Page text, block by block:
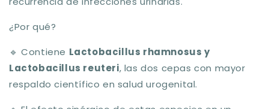
¿Por qué?
🔹 Contiene Lactobacillus rhamnosus y
Lactobacillus reuteri, las dos cepas con mayor
respaldo científico en salud urogenital.